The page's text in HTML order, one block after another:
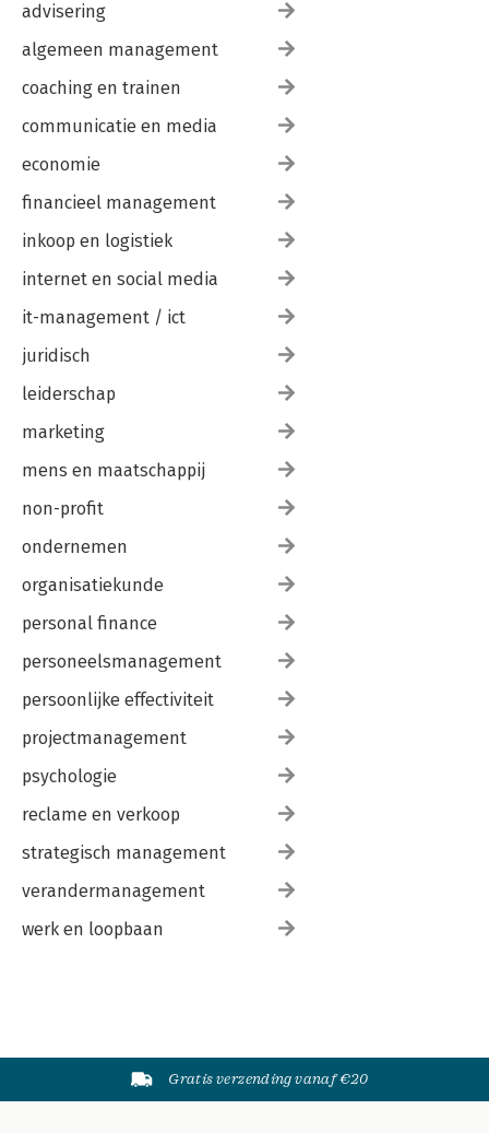
advisering
algemeen management
coaching en trainen
communicatie en media
economie
financieel management
inkoop en logistiek
internet en social media
it-management / ict
juridisch
leiderschap
marketing
mens en maatschappij
non-profit
ondernemen
organisatiekunde
personal finance
personeelsmanagement
persoonlijke effectiviteit
projectmanagement
psychologie
reclame en verkoop
strategisch management
verandermanagement
werk en loopbaan
Gratis verzending vanaf €20